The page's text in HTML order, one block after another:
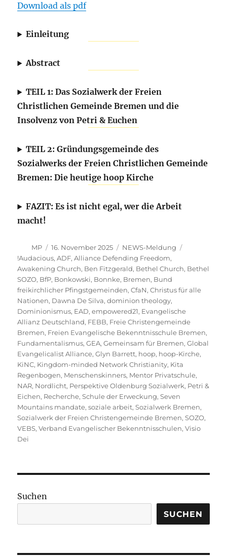
Download als pdf
Einleitung
Abstract
TEIL 1: Das Sozialwerk der Freien
Christlichen Gemeinde Bremen und die
Insolvenz von Petri & Euchen
TEIL 2: Gründungsgemeinde des
Sozialwerks der Freien Christlichen Gemeinde
Bremen: Die heutige hoop Kirche
FAZIT: Es ist nicht egal, wer die Arbeit
macht!
Autor
MP
Veröffentlicht
am
16. November 2025 Kategorien
NEWS-Meldung
Schlagwörter
!Audacious,ADF,Alliance Defending Freedom,
Awakening Church, Ben Fitzgerald, Bethel Church, Bethel
SOZO, BfP, Bonkowski, Bonnke, Bremen, Bund
freikirchlicher Pfingstgemeinden,CfaN,Christus für alle
Nationen, Dawna De Silva,dominion theology,
Dominionismus, EAD,empowered21, Evangelische
Allianz Deutschland, FEBB, Freie Christengemeinde
Bremen, Freien Evangelische Bekenntnisschule Bremen,
Fundamentalismus,GEA,Gemeinsam für Bremen,Global
Evangelicalist Alliance,Glyn Barrett, hoop, hoop-Kirche,
KiNC, Kingdom-minded Network Christianity, Kita
Regenbogen, Menschenskinners, Mentor Privatschule,
NAR, Nordlicht, Perspektive Oldenburg Sozialwerk, Petri &
Eichen, Recherche,Schule der Erweckung,Seven
Mountains mandate,soziale arbeit,Sozialwerk Bremen,
Sozialwerk der Freien Christengemeinde Bremen,SOZO,
VEBS,Verband Evangelischer Bekenntnisschulen,Visio
Dei
Suchen
SUCHEN